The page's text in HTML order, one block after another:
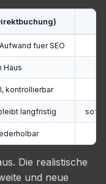
fuer SEO
Haus
kontrollierbar
langfristig
Die realistische
und neue